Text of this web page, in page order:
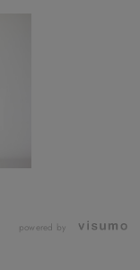
powered by